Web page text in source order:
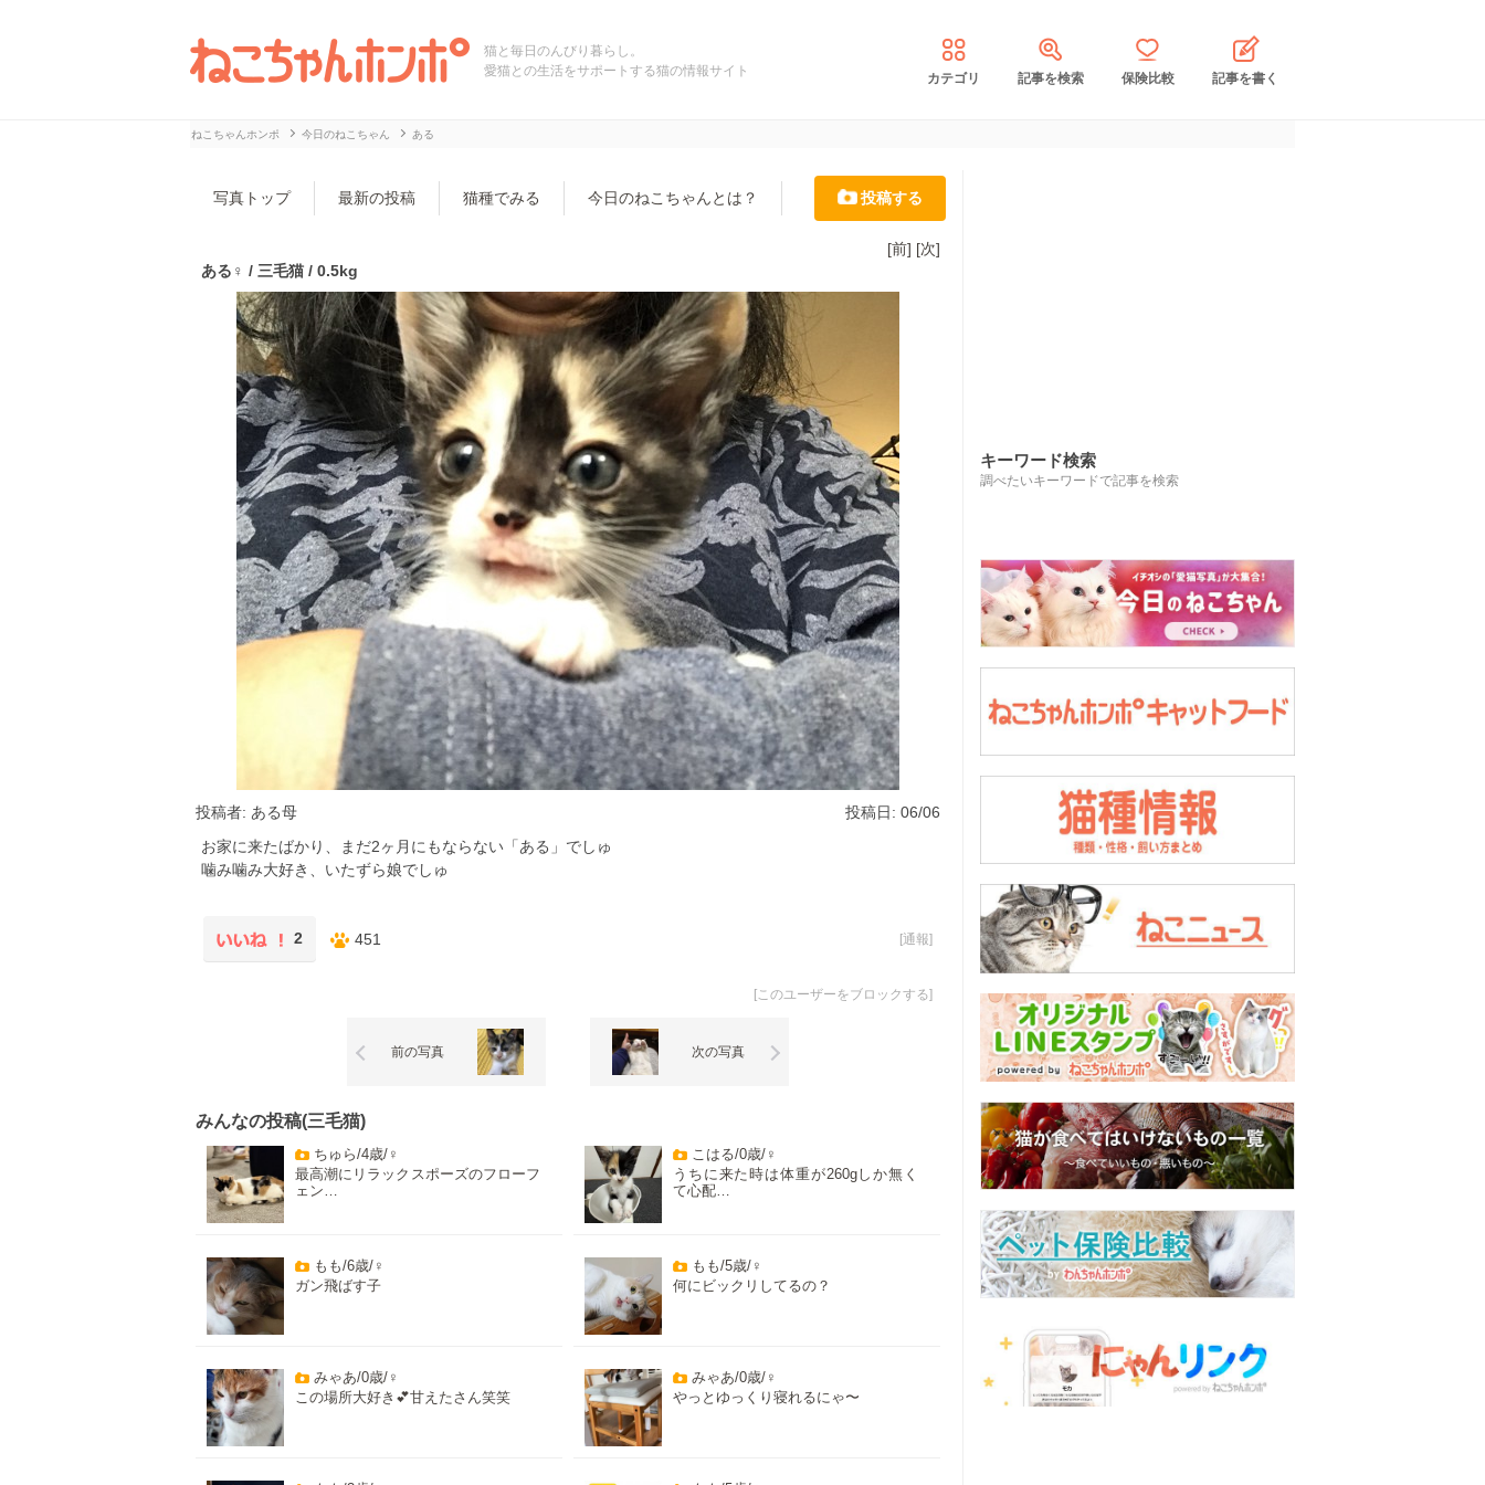
猫と毎日のんびり暮らし。
愛猫との生活をサポートする猫の情報サイト
カテゴリ 記事を検索 保険比較 記事を書く
ねこちゃんホンポ 今日のねこちゃん ある
写真トップ 最新の投稿 猫種でみる 今日のねこちゃんとは？ 投稿する
[前] [次]
ある♀ / 三毛猫 / 0.5kg
投稿者: ある母
投稿日: 06/06
お家に来たばかり、まだ2ヶ月にもならない「ある」でしゅ
噛み噛み大好き、いたずら娘でしゅ
2 451 [通報]
[このユーザーをブロックする]
前の写真 次の写真
みんなの投稿(三毛猫)
ちゅら/4歳/♀
最高潮にリラックスポーズのフローフ
ェン…
こはる/0歳/♀
うちに来た時は体重が260gしか無く
て心配…
もも/6歳/♀
ガン飛ばす子
もも/5歳/♀
何にビックリしてるの？
みゃあ/0歳/♀
この場所大好き💕甘えたさん笑笑
みゃあ/0歳/♀
やっとゆっくり寝れるにゃ〜
キーワード検索
調べたいキーワードで記事を検索